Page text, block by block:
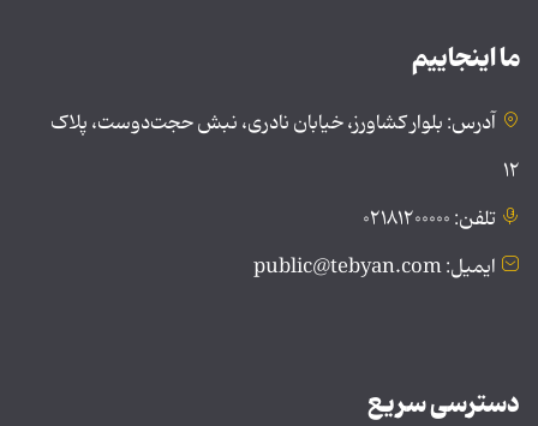
ما اینجاییم
آدرس: بلوار کشاورز، خیابان نادری، نبش حجت‌دوست، پلاک
۱۲
تلفن: ۰۲۱۸۱۲۰۰۰۰۰
ایمیل: public@tebyan.com
دسترسی سریع